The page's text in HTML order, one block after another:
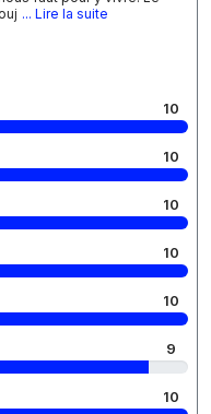
... Lire la suite
10
10
10
10
10
9
10